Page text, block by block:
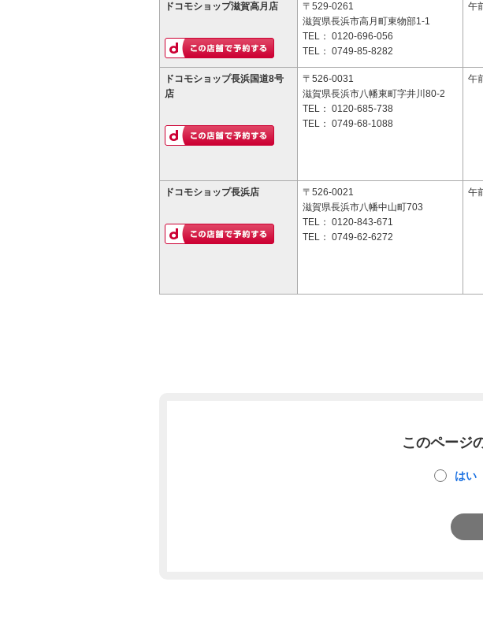
ドコモショップ滋賀高月店
〒529-0261
滋賀県長浜市高月町東物部1-1
TEL： 0120-696-056
TEL： 0749-85-8282
午
ドコモショップ長浜国道8号
店
〒526-0031
滋賀県長浜市八幡東町字井川80-2
TEL： 0120-685-738
TEL： 0749-68-1088
午
ドコモショップ長浜店
〒526-0021
滋賀県長浜市八幡中山町703
TEL： 0120-843-671
TEL： 0749-62-6272
午
このページ
はい